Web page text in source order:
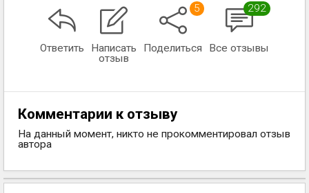
Ответить
Написать
отзыв
5
Поделиться
292
Все отзывы
Комментарии к отзыву
На данный момент, никто не прокомментировал отзыв
автора